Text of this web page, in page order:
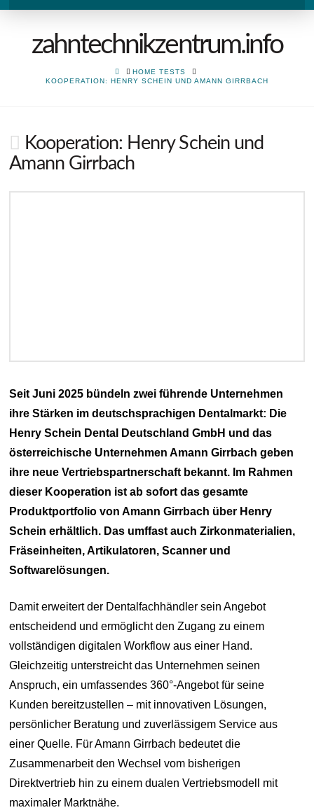
zahntechnikzentrum.info
HOMEHOME TESTS
KOOPERATION: HENRY SCHEIN UND AMANN GIRRBACH
Kooperation: Henry Schein und
Amann Girrbach
Seit Juni 2025 bündeln zwei führende Unternehmen
ihre Stärken im deutschsprachigen Dentalmarkt: Die
Henry Schein Dental Deutschland GmbH und das
österreichische Unternehmen Amann Girrbach geben
ihre neue Vertriebspartnerschaft bekannt. Im Rahmen
dieser Kooperation ist ab sofort das gesamte
Produktportfolio von Amann Girrbach über Henry
Schein erhältlich. Das umffast auch Zirkonmaterialien,
Fräseinheiten, Artikulatoren, Scanner und
Softwarelösungen.
Damit erweitert der Dentalfachhändler sein Angebot
entscheidend und ermöglicht den Zugang zu einem
vollständigen digitalen Workflow aus einer Hand.
Gleichzeitig unterstreicht das Unternehmen seinen
Anspruch, ein umfassendes 360°-Angebot für seine
Kunden bereitzustellen – mit innovativen Lösungen,
persönlicher Beratung und zuverlässigem Service aus
einer Quelle. Für Amann Girrbach bedeutet die
Zusammenarbeit den Wechsel vom bisherigen
Direktvertrieb hin zu einem dualen Vertriebsmodell mit
maximaler Marktnähe.